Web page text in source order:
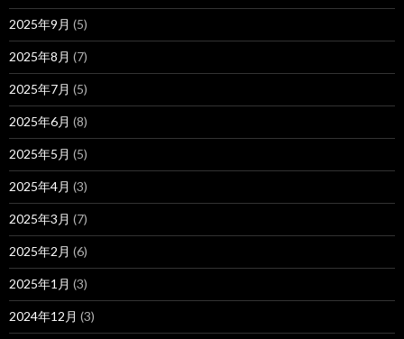
2025年9月 (5)
2025年8月 (7)
2025年7月 (5)
2025年6月 (8)
2025年5月 (5)
2025年4月 (3)
2025年3月 (7)
2025年2月 (6)
2025年1月 (3)
2024年12月 (3)